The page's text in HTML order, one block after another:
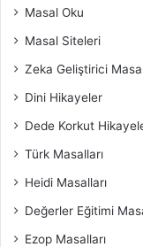
Masal Oku
Masal Siteleri
Zeka Geliştirici
Dini Hikayeler
Dede Korkut
Türk Masalları
Heidi Masalları
Değerler Eğitimi
Ezop Masalları